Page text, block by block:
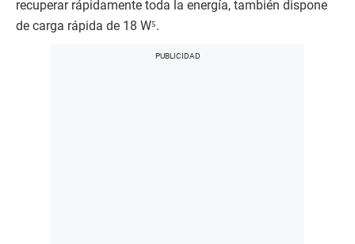
recuperar rápidamente toda la energía, también dispone
de carga rápida de 18 W⁵.